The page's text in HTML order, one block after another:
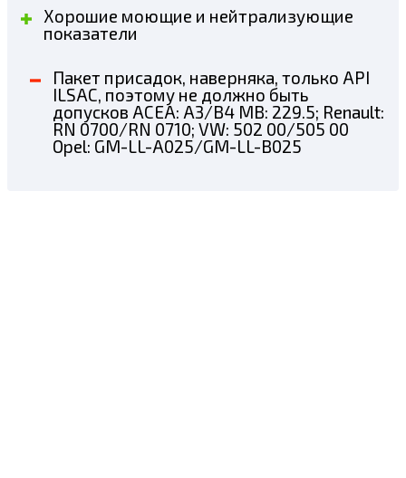
Хорошие моющие и нейтрализующие
показатели
Пакет присадок, наверняка, только API
ILSAC, поэтому не должно быть
допусков ACEA: A3/B4 MB: 229.5; Renault:
RN 0700/RN 0710; VW: 502 00/505 00
Opel: GM-LL-A025/GM-LL-B025